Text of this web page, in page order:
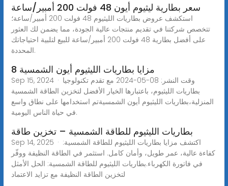
سعر بطارية ليثيوم أيون 48 فولت 200 أمبير/ساعة
استكشف عروض بطاريات الليثيوم 48 فولت 200 أمبير/ساعة؛
تتخصص شركتنا في تقديم منتجات عالية الجودة، مما يضمن لك العثور
على أفضل بطارية 48 فولت 200 أمبير/ساعة للبيع لتلبية احتياجاتك
المحددة.
8 مزايا بطاريات الليثيوم أيون الشمسية
Sep 15, 2024 · وقت النشر: 08-05-2024 مع تقدم تكنولوجيا
بطاريات الليثيوم، باعتبارها الخيار الأفضل لتخزين الطاقة الشمسية
المنزلية،بطاريات الليثيوم أيون الشمسيةتم استخدامها على نطاق واسع
في حياة الناس اليومية.
بطاريات الليثيوم للطاقة الشمسية – تخزين طاقة
Sep 14, 2025 · اكتشف مزايا بطاريات الليثيوم للطاقة الشمسية:
كفاءة عالية، عمر طويل، وأمان كامل. استثمر في الطاقة النظيفة ووفّر
في فاتورة الكهرباء.بطاريات الليثيوم للطاقة الشمسية: الحل الأمثل
لتخزين الطاقة النظيفة مع تزايد الاعتماد